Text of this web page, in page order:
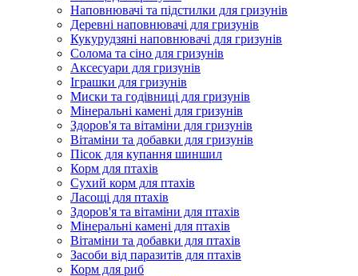
Наповнювачі та підстилки для гризунів
Деревні наповнювачі для гризунів
Кукурудзяні наповнювачі для гризунів
Солома та сіно для гризунів
Аксесуари для гризунів
Іграшки для гризунів
Миски та годівниці для гризунів
Мінеральні камені для гризунів
Здоров'я та вітаміни для гризунів
Вітаміни та добавки для гризунів
Пісок для купання шиншил
Корм для птахів
Сухий корм для птахів
Ласощі для птахів
Здоров'я та вітаміни для птахів
Мінеральні камені для птахів
Вітаміни та добавки для птахів
Засоби від паразитів для птахів
Корм для риб